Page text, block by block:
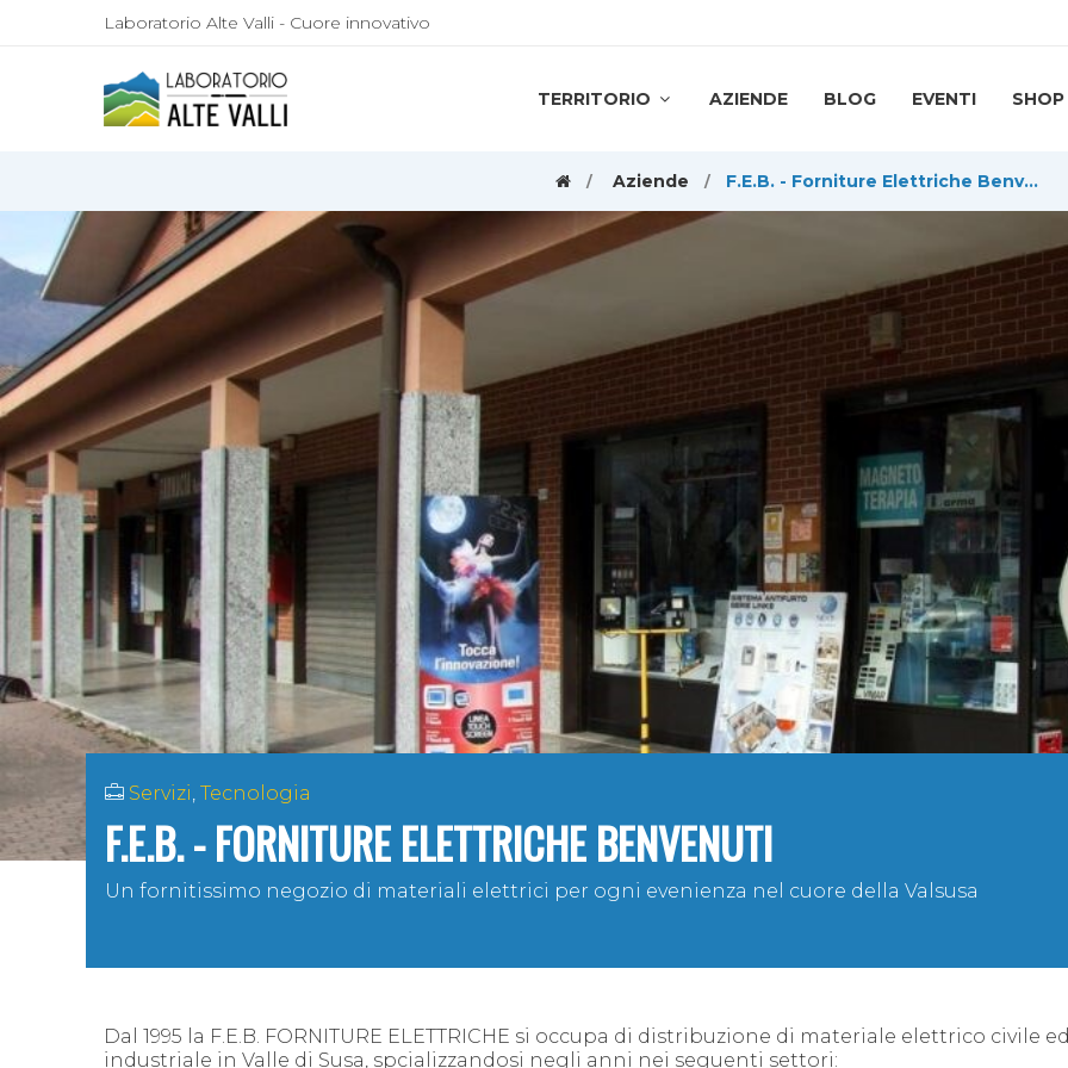
Laboratorio Alte Valli - Cuore innovativo
TERRITORIO AZIENDE BLOG EVENTI SHOP
Aziende F.E.B. - Forniture Elettriche Benvenuti
Servizi, Tecnologia
F.E.B. - FORNITURE ELETTRICHE BENVENUTI
Un fornitissimo negozio di materiali elettrici per ogni evenienza nel cuore della Valsusa
Dal 1995 la F.E.B. FORNITURE ELETTRICHE si occupa di distribuzione di materiale elettrico civile
industriale in Valle di Susa, spcializzandosi negli anni nei seguenti settori: